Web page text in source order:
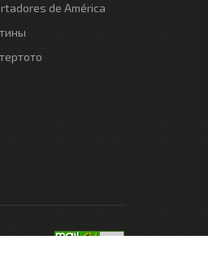
de América